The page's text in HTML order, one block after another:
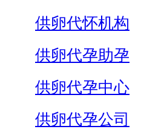
供卵代怀机构
供卵代孕助孕
供卵代孕中心
供卵代孕公司